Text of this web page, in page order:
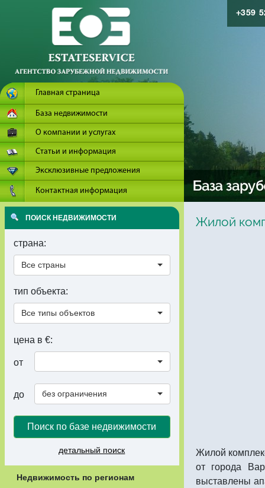
Главная страница
База недвижимости
О компании и услугах
Статьи и информация
Эксклюзивные предложения
Контактная информация
+359
ПОИСК НЕДВИЖИМОСТИ
страна:
Все страны
тип объекта:
Все типы объектов
цена в €:
от
до без ограничения
Поиск по базе недвижимости
детальный поиск
Недвижимость по регионам
Жилой
Жилой
от города
выставлены